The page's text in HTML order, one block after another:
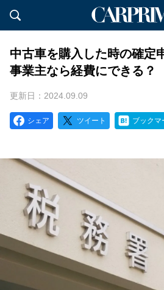
中古車を購入した時の確定
事業主なら経費にできる？
更新日：2024.09.09
シェア ツイート ブックマ